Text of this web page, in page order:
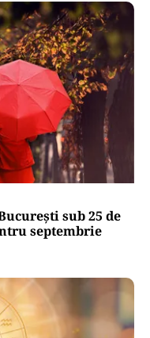
sub 25 de
septembrie